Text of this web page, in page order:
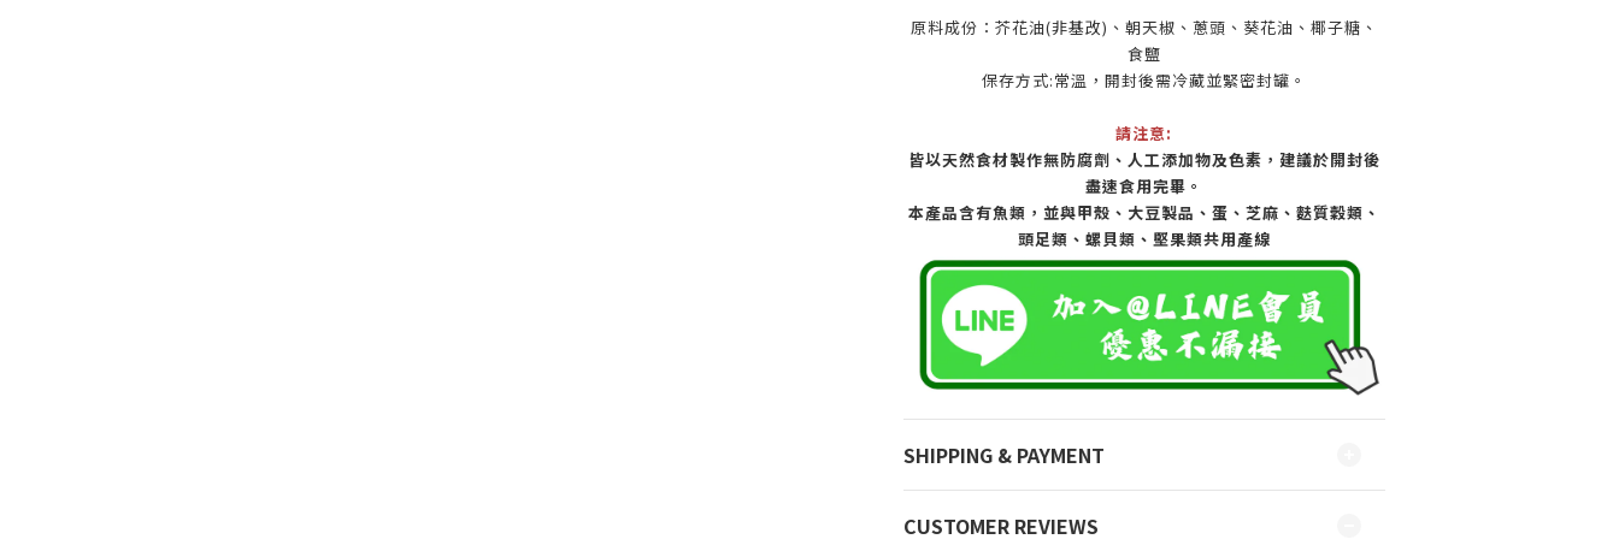
原料成份：芥花油(非基改)、朝天椒、蔥頭、葵花油、椰子糖、
食鹽
保存方式:常溫，開封後需冷藏並緊密封罐。
請注意:
皆以天然食材製作無防腐劑、人工添加物及色素，建議於開封後
盡速食用完畢。
本產品含有魚類，並與甲殼、大豆製品、蛋、芝麻、麩質穀類、
頭足類、螺貝類、堅果類共用產線
SHIPPING & PAYMENT
CUSTOMER REVIEWS